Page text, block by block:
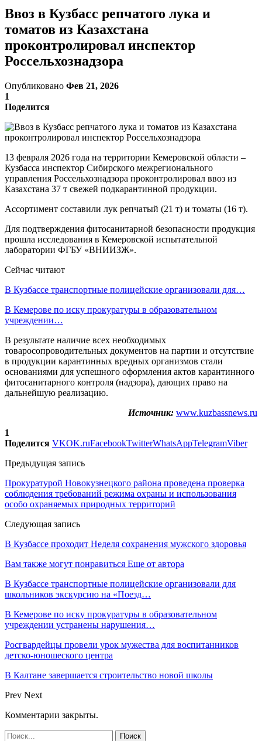
Ввоз в Кузбасс репчатого лука и
томатов из Казахстана
проконтролировал инспектор
Россельхознадзора
Опубликовано Фев 21, 2026
1
Поделится
13 февраля 2026 года на территории Кемеровской области –
Кузбасса инспектор Сибирского межрегионального
управления Россельхознадзора проконтролировал ввоз из
Казахстана 37 т свежей подкарантинной продукции.
Ассортимент составили лук репчатый (21 т) и томаты (16 т).
Для подтверждения фитосанитарной безопасности продукция
прошла исследования в Кемеровской испытательной
лаборатории ФГБУ «ВНИИЗЖ».
Сейчас читают
В Кузбассе транспортные полицейские организовали для…
В Кемерове по иску прокуратуры в образовательном
учреждении…
В результате наличие всех необходимых
товаросопроводительных документов на партии и отсутствие
в продукции карантинных вредных организмов стали
основаниями для успешного оформления актов карантинного
фитосанитарного контроля (надзора), дающих право на
дальнейшую реализацию.
Источник: www.kuzbassnews.ru
1
Поделится VKOK.ruFacebookTwitterWhatsAppTelegramViber
Предыдущая запись
Прокуратурой Новокузнецкого района проведена проверка
соблюдения требований режима охраны и использования
особо охраняемых природных территорий
Следующая запись
В Кузбассе проходит Неделя сохранения мужского здоровья
Вам также могут понравиться Еще от автора
В Кузбассе транспортные полицейские организовали для
школьников экскурсию на «Поезд…
В Кемерове по иску прокуратуры в образовательном
учреждении устранены нарушения…
Росгвардейцы провели урок мужества для воспитанников
детско-юношеского центра
В Калтане завершается строительство новой школы
Prev Next
Комментарии закрыты.